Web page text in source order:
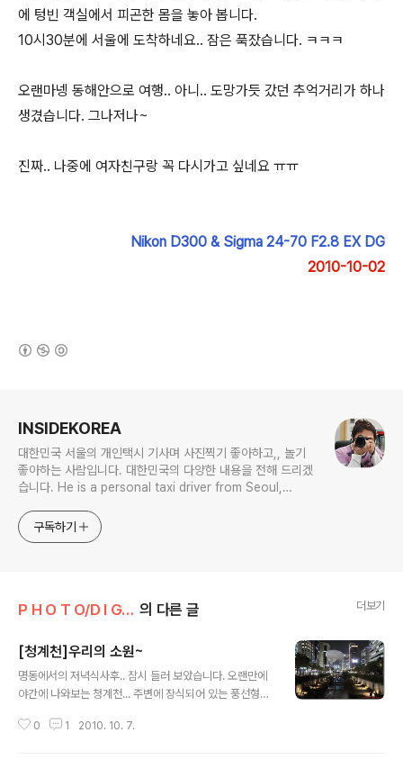
에 텅빈 객실에서 피곤한 몸을 놓아 봅니다.
10시30분에 서울에 도착하네요.. 잠은 푹잤습니다. ㅋㅋㅋ
오랜마넹 동해안으로 여행.. 아니.. 도망가듯 갔던 추억거리가 하나
생겼습니다. 그나저나~
진짜.. 나중에 여자친구랑 꼭 다시가고 싶네요 ㅠㅠ
Nikon D300 & Sigma 24-70 F2.8 EX DG
2010-10-02
INSIDEKOREA
대한민국 서울의 개인택시 기사며 사진찍기 좋아하고,, 놀기
좋아하는 사람입니다. 대한민국의 다양한 내용을 전해 드리겠
습니다. He is a personal taxi driver from Seoul,
play. I will give you various contents of Korea.
구독하기
P H O T O/D I G I T A L P H O T O 의 다른 글 더보기
[청계천]우리의 소원~
명동에서의 저녁식사후.. 잠시 들러 보았습니다. 오랜만에
야간에 나와보는 청계천... 주변에 장식되어 있는 풍선형상
여자친구와 함께 거닐어 보고 싶은 청계천.. 소원이 이루어
0 1 2010. 10. 7.